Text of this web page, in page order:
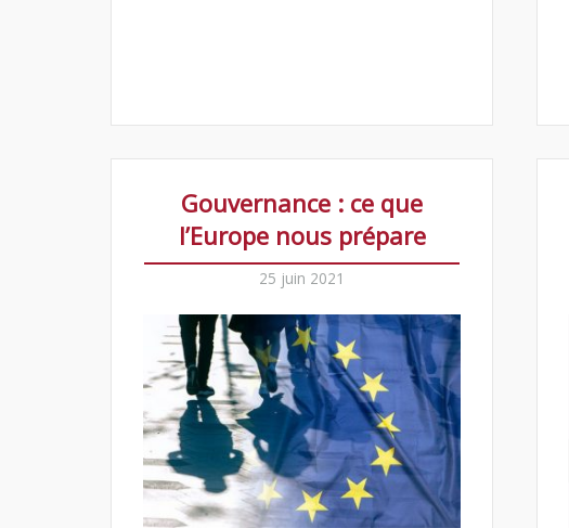
Gouvernance : ce que
l’Europe nous prépare
25 juin 2021